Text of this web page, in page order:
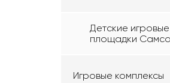
Детские игровые
площадки
Игровые комплексы